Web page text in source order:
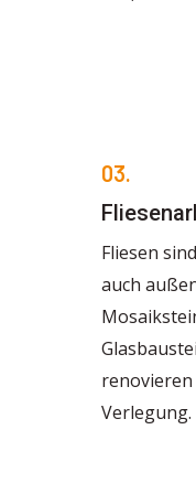
03.
Fliesen
auch
renovieren
Verlegung.